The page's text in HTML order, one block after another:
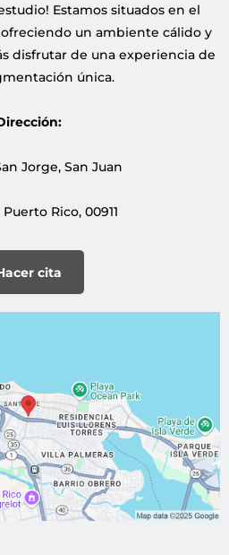
Estamos situados en el
un ambiente cálido y
disfrutar de una experiencia de
única.
Jorge, San Juan
Rico, 00911
cita